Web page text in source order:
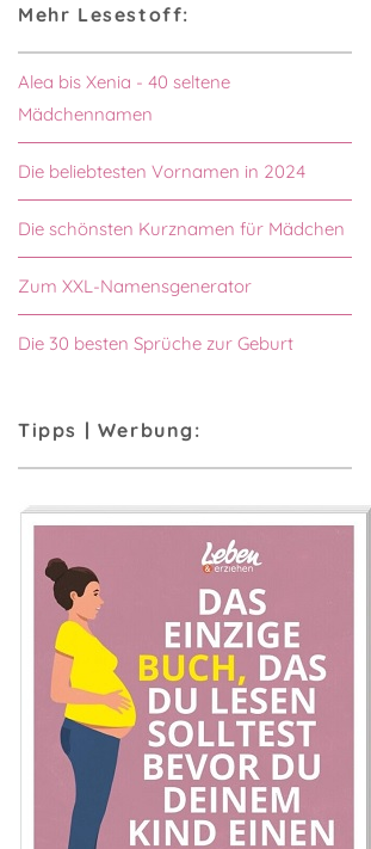
Mehr Lesestoff:
Alea bis Xenia - 40 seltene
Mädchennamen
Die beliebtesten Vornamen in 2024
Die schönsten Kurznamen für Mädchen
Zum XXL-Namensgenerator
Die 30 besten Sprüche zur Geburt
Tipps | Werbung: